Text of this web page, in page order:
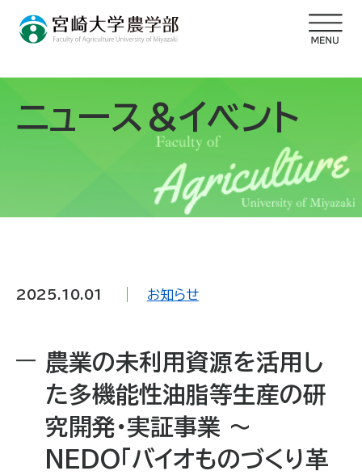
ニュース＆イベント
2025.10.01 お知らせ
農業の未利用資源を活用し
た多機能性油脂等生産の研
究開発・実証事業 ～
NEDO｢バイオものづくり革